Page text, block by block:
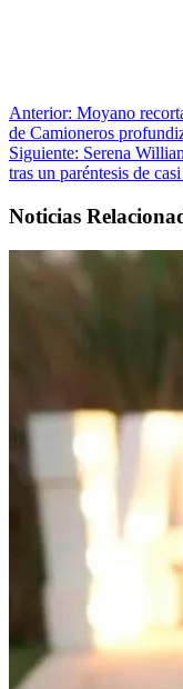
Anterior: Moyano
de Camioneros
Siguiente: Serena
tras un paréntesis de
Noticias